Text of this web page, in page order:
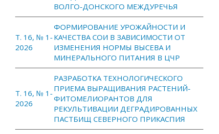
ВОЛГО-ДОНСКОГО МЕЖДУРЕЧЬЯ
Т. 16, № 1-
2026
ФОРМИРОВАНИЕ УРОЖАЙНОСТИ И
КАЧЕСТВА СОИ В ЗАВИСИМОСТИ ОТ
ИЗМЕНЕНИЯ НОРМЫ ВЫСЕВА И
МИНЕРАЛЬНОГО ПИТАНИЯ В ЦЧР
Т. 16, № 1-
2026
РАЗРАБОТКА ТЕХНОЛОГИЧЕСКОГО
ПРИЕМА ВЫРАЩИВАНИЯ РАСТЕНИЙ-
ФИТОМЕЛИОРАНТОВ ДЛЯ
РЕКУЛЬТИВАЦИИ ДЕГРАДИРОВАННЫХ
ПАСТБИЩ СЕВЕРНОГО ПРИКАСПИЯ